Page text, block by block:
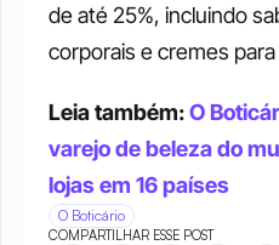
de até 25%, incluindo
corporais e cremes
Leia também: O
varejo de beleza do
lojas em 16 países
O Boticário
COMPARTILHAR ESSE POST